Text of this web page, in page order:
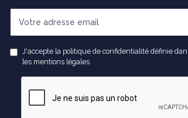
J'accepte la politique de confidentialité définie
les mentions légales